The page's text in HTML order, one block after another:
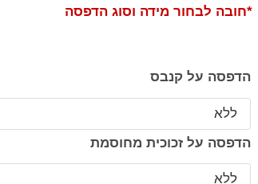
*חובה לבחור מידה וסוג הדפסה
הדפסה על קנבס
הדפסה על זכוכית מחוסמת